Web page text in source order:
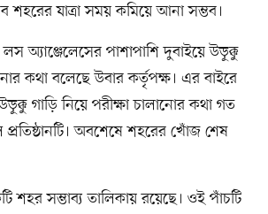
শহরের যাত্রা সময় কমিয়ে আনা সম্ভব।
লস অ্যাঞ্জেলেসের পাশাপাশি দুবাইয়ে উড়ুক্কু
কথা বলেছে উবার কর্তৃপক্ষ। এর বাইরে
গাড়ি নিয়ে পরীক্ষা চালানোর কথা গত
প্রতিষ্ঠানটি। অবশেষে শহরের খোঁজ শেষ
শহর সম্ভাব্য তালিকায় রয়েছে। ওই পাঁচটি